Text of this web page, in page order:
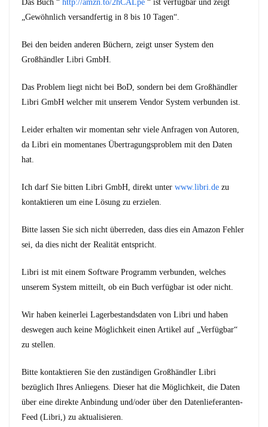
Das Buch “ http://amzn.to/2hCALpe “ ist verfügbar und zeigt
„Gewöhnlich versandfertig in 8 bis 10 Tagen“.
Bei den beiden anderen Büchern, zeigt unser System den
Großhändler Libri GmbH.
Das Problem liegt nicht bei BoD, sondern bei dem Großhändler
Libri GmbH welcher mit unserem Vendor System verbunden ist.
Leider erhalten wir momentan sehr viele Anfragen von Autoren,
da Libri ein momentanes Übertragungsproblem mit den Daten
hat.
Ich darf Sie bitten Libri GmbH, direkt unter www.libri.de zu
kontaktieren um eine Lösung zu erzielen.
Bitte lassen Sie sich nicht überreden, dass dies ein Amazon Fehler
sei, da dies nicht der Realität entspricht.
Libri ist mit einem Software Programm verbunden, welches
unserem System mitteilt, ob ein Buch verfügbar ist oder nicht.
Wir haben keinerlei Lagerbestandsdaten von Libri und haben
deswegen auch keine Möglichkeit einen Artikel auf „Verfügbar“
zu stellen.
Bitte kontaktieren Sie den zuständigen Großhändler Libri
bezüglich Ihres Anliegens. Dieser hat die Möglichkeit, die Daten
über eine direkte Anbindung und/oder über den Datenlieferanten-
Feed (Libri,) zu aktualisieren.